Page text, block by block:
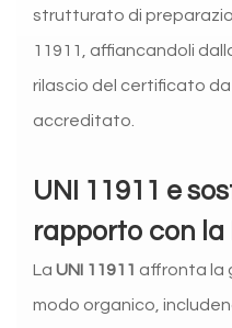
strutturato di
11911, affiancandoli
rilascio del certificato
accreditato.
UNI 11911 e
rapporto con la
La UNI 11911 affronta la
modo organico,